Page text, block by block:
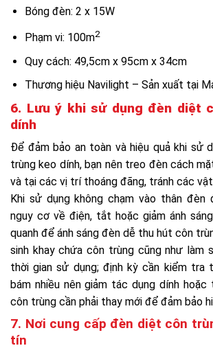
Bóng đèn: 2 x 15W
Phạm vi: 100m2
Quy cách: 49,5cm x 95cm x 34cm
Thương hiệu Navilight – Sản xuất tại
6. Lưu ý khi sử dụng đèn diệt
dính
Để đảm bảo an toàn và hiệu quả khi sử
trùng keo dính, bạn nên treo đèn cách
và tại các vị trí thoáng đãng, tránh các vật
Khi sử dụng không chạm vào thân đèn
nguy cơ về điện, tắt hoặc giảm ánh
quanh để ánh sáng đèn dễ thu hút côn
sinh khay chứa côn trùng cũng như làm
thời gian sử dụng; định kỳ cần kiểm tra
bám nhiều nên giảm tác dụng dính
côn trùng cần phải thay mới để đảm bảo
7. Nơi cung cấp đèn diệt côn
tín